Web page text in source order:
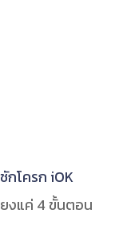
กโครก iOK
งแค่ 4 ขั้นตอน